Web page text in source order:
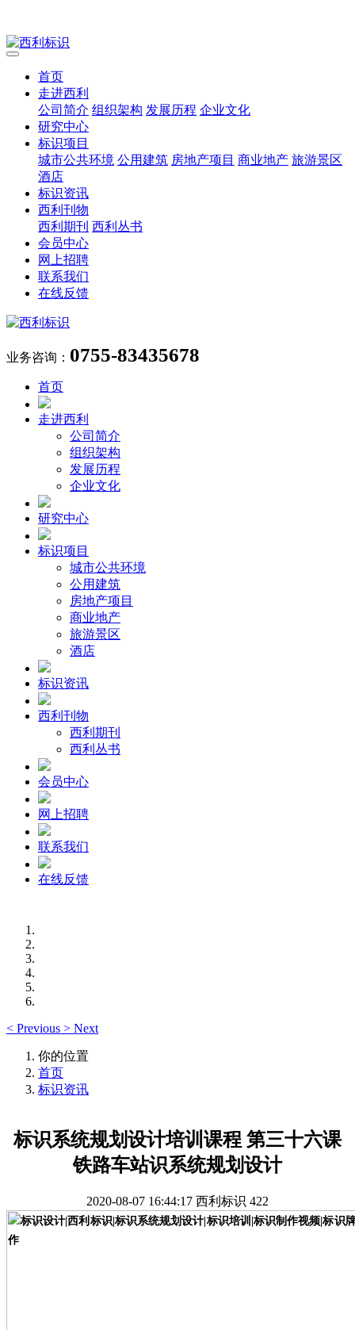
首页
走进西利
公司简介 组织架构 发展历程 企业文化
研究中心
标识项目
城市公共环境 公用建筑 房地产项目 商业地产 旅游景区
酒店
标识资讯
西利刊物
西利期刊 西利丛书
会员中心
网上招聘
联系我们
在线反馈
业务咨询： 0755-83435678
首页
走进西利
公司简介
组织架构
发展历程
企业文化
研究中心
标识项目
城市公共环境
公用建筑
房地产项目
商业地产
旅游景区
酒店
标识资讯
西利刊物
西利期刊
西利丛书
会员中心
网上招聘
联系我们
在线反馈
< Previous > Next
你的位置
首页
标识资讯
标识系统规划设计培训课程 第三十六课
铁路车站识系统规划设计
2020-08-07 16:44:17 西利标识 422